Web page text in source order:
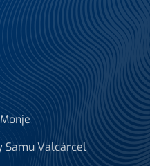
Samu Valcárcel